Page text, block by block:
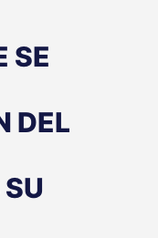
SE
DEL